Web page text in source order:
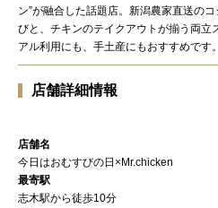
ン”が融合した話題店。新潟農家直送の
びと、チキンのテイクアウトが揃う両立
アル利用にも、手土産にもおすすめです。
店舗詳細情報
店舗名
今日はおむすびの日×Mr.chicken
最寄駅
志木駅から徒歩10分